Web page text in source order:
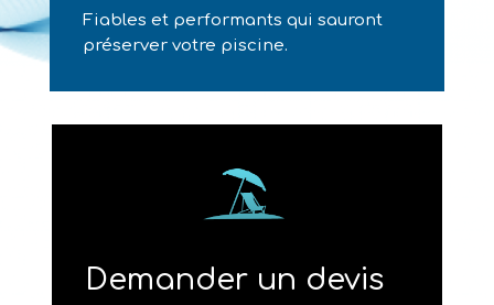
Fiables et performants qui sauront
préserver votre piscine.
Demander un devis